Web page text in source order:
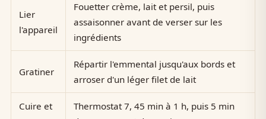
Lier
l'appareil
Fouetter crème, lait et persil, puis
assaisonner avant de verser sur les
ingrédients
Gratiner
Répartir l'emmental jusqu'aux bords et
arroser d'un léger filet de lait
Cuire et
Thermostat 7, 45 min à 1 h, puis 5 min